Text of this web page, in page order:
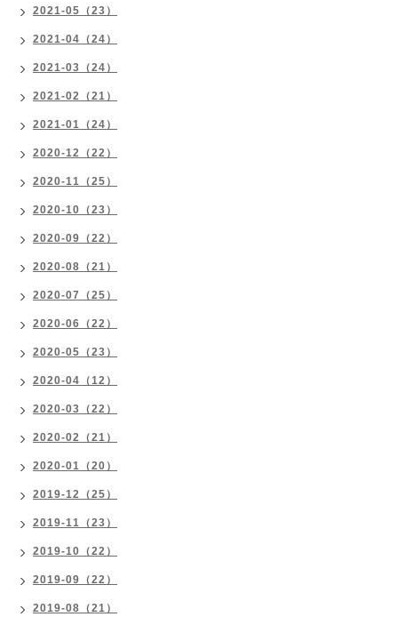
2021-05（23）
2021-04（24）
2021-03（24）
2021-02（21）
2021-01（24）
2020-12（22）
2020-11（25）
2020-10（23）
2020-09（22）
2020-08（21）
2020-07（25）
2020-06（22）
2020-05（23）
2020-04（12）
2020-03（22）
2020-02（21）
2020-01（20）
2019-12（25）
2019-11（23）
2019-10（22）
2019-09（22）
2019-08（21）